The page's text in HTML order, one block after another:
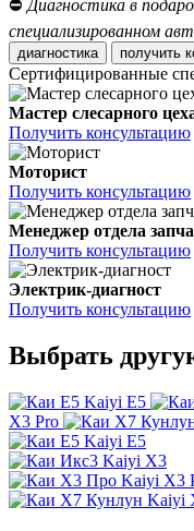
⛔ Диагностика в
специализированном
диагностика получить
Сертифицированные
Мастер слесарного
Получить консультацию
Моторист
Получить консультацию
Менеджер отдела
Получить консультацию
Электрик-диагност
Получить консультацию
Выбрать
Kaiyi E5
X3 Pro
Kaiyi E5
Kaiyi X3
Kaiyi X3
Kaiyi